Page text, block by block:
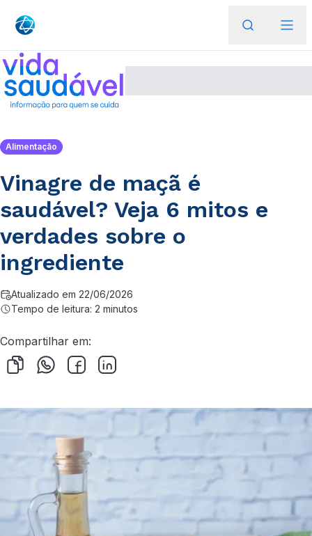
Alimentação
Vinagre de maçã é
saudável? Veja 6 mitos e
verdades sobre o
ingrediente
Atualizado em 22/06/2026
Tempo de leitura: 2 minutos
Compartilhar em: